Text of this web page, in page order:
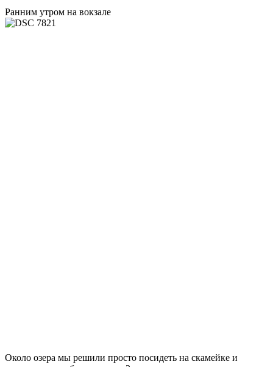
Ранним утром на вокзале
Около озера мы решили просто посидеть на скамейке и